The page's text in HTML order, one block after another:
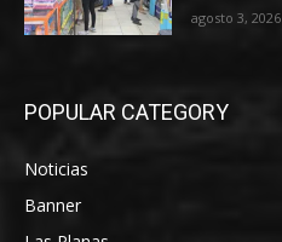
agosto 3, 2026
POPULAR CATEGORY
Noticias
Banner